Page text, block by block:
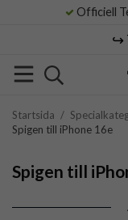
Officiell
↪️
Startsida /
Spigen till iPhone 16e
Spigen till